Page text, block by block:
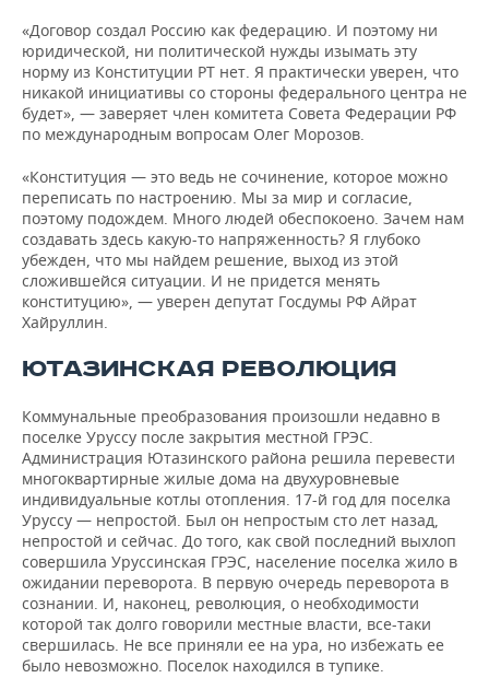
«Договор создал Россию как федерацию. И поэтому ни
юридической, ни политической нужды изымать эту
норму из Конституции РТ нет. Я практически уверен, что
никакой инициативы со стороны федерального центра не
будет», — заверяет член комитета Совета Федерации РФ
по международным вопросам Олег Морозов.
«Конституция — это ведь не сочинение, которое можно
переписать по настроению. Мы за мир и согласие,
поэтому подождем. Много людей обеспокоено. Зачем нам
создавать здесь какую-то напряженность? Я глубоко
убежден, что мы найдем решение, выход из этой
сложившейся ситуации. И не придется менять
конституцию», — уверен депутат Госдумы РФ Айрат
Хайруллин.
ЮТАЗИНСКАЯ РЕВОЛЮЦИЯ
Коммунальные преобразования произошли недавно в
поселке Уруссу после закрытия местной ГРЭС.
Администрация Ютазинского района решила перевести
многоквартирные жилые дома на двухуровневые
индивидуальные котлы отопления. 17-й год для поселка
Уруссу — непростой. Был он непростым сто лет назад,
непростой и сейчас. До того, как свой последний выхлоп
совершила Уруссинская ГРЭС, население поселка жило в
ожидании переворота. В первую очередь переворота в
сознании. И, наконец, революция, о необходимости
которой так долго говорили местные власти, все-таки
свершилась. Не все приняли ее на ура, но избежать ее
было невозможно. Поселок находился в тупике.